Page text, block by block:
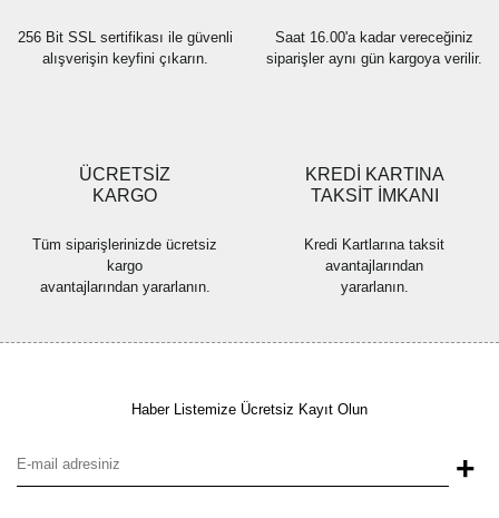
256 Bit SSL sertifikası ile güvenli
alışverişin keyfini çıkarın.
Saat 16.00'a kadar vereceğiniz
siparişler aynı gün kargoya verilir.
ÜCRETSİZ
KARGO
Tüm siparişlerinizde ücretsiz
kargo
avantajlarından yararlanın.
KREDİ KARTINA
TAKSİT İMKANI
Kredi Kartlarına taksit
avantajlarından
yararlanın.
Haber Listemize Ücretsiz Kayıt Olun
+